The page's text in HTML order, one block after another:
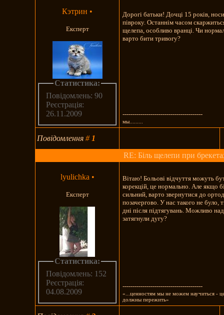
Кэтрин •
Експерт
Статистика:
Повідомлень: 90
Реєстрація:
26.11.2009
Дорогі батьки! Дочці 15 років,
півроку. Останнім часом
щелепа, особливо вранці. Чи
варто бити тривогу?
----------------------------------------
мы.........
Повідомлення# 1
RE: Біль щелепи при
lyulichka •
Експерт
Статистика:
Повідомлень: 152
Реєстрація:
04.08.2009
Вітаю! Больові відчуття можуть
корекцій, це нормально. Але якщо
сильний, варто звернутися до
позачергово. У нас такого не було,
дні після підтягувань. Можливо
затягнули дугу?
----------------------------------------
«...ценностям мы не можем научиться -
должны пережить»